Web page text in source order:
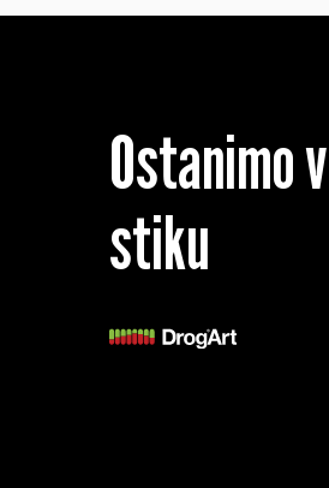
Ostanimo v
stiku